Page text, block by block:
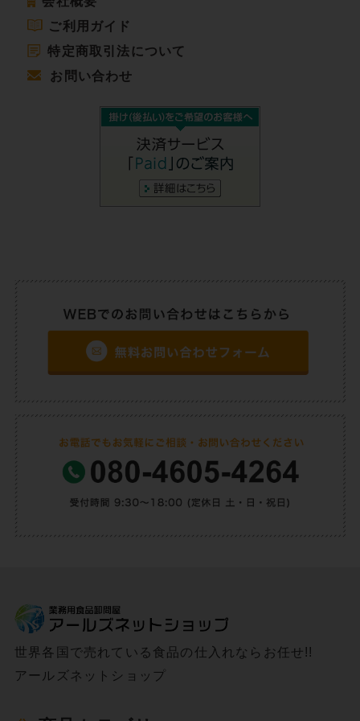
ご利用ガイド
特定商取引法について
お問い合わせ
世界各国で売れている食品の仕入れならお任せ!!
アールズネットショップ